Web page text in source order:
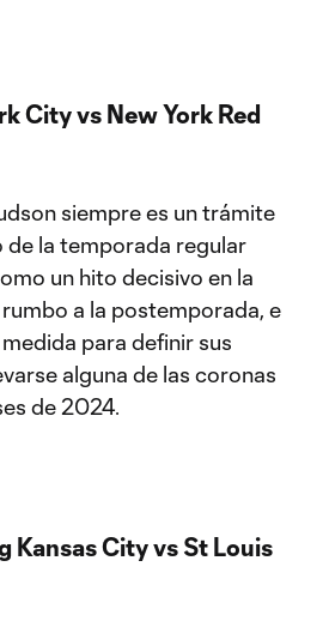
City vs New York Red
siempre es un trámite
de la temporada regular
un hito decisivo en la
a la postemporada, e
para definir sus
alguna de las coronas
de 2024.
City vs St Louis